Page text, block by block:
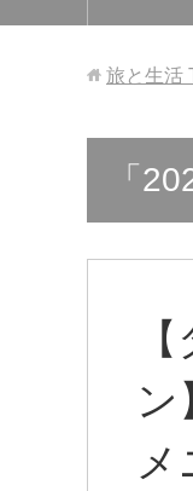
旅と生活
「
ン